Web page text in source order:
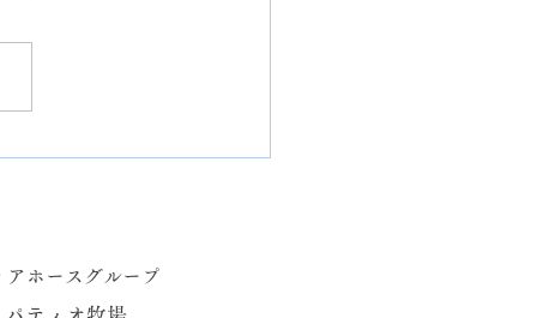
】本日7月25日 レスト
アホースグループ